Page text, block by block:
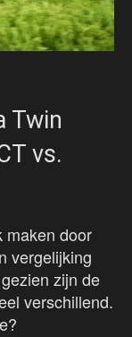
Twin
vs.
maken door
vergelijking
zijn de
verschillend.